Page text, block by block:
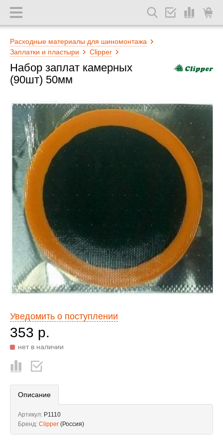
Расходные материалы для шиномонтажа
Заплатки и пластыри
Clipper
Набор заплат камерных
(90шт) 50мм
Уведомить о поступлении
353 р.
нет в наличии
Описание
Артикул: P1110
Бренд: Clipper (Россия)